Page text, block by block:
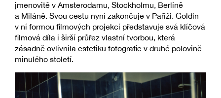
jmenovitě v Amsterodamu, Stockholmu, Berlíně
a Miláně. Svou cestu nyní zakončuje v Paříži. Goldin
v ní formou filmových projekcí představuje svá klíčová
filmová díla i širší průřez vlastní tvorbou, která
zásadně ovlivnila estetiku fotografie v druhé polovině
minulého století.